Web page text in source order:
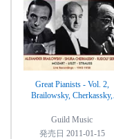
Great Pianists - Vol. 2,
Brailowsky, Cherkassky,
Guild Music
発売日 2011-01-15